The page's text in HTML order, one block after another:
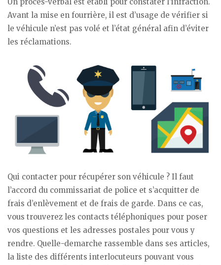
Avant la mise en fourrière, il est d’usage de vérifier si
le véhicule n’est pas volé et l’état général afin d’éviter
les réclamations.
Qui contacter pour récupérer son véhicule ? Il faut
l’accord du commissariat de police et s’acquitter de
frais d’enlèvement et de frais de garde. Dans ce cas,
vous trouverez les contacts téléphoniques pour poser
vos questions et les adresses postales pour vous y
rendre. Quelle-demarche rassemble dans ses articles,
la liste des différents interlocuteurs pouvant vous